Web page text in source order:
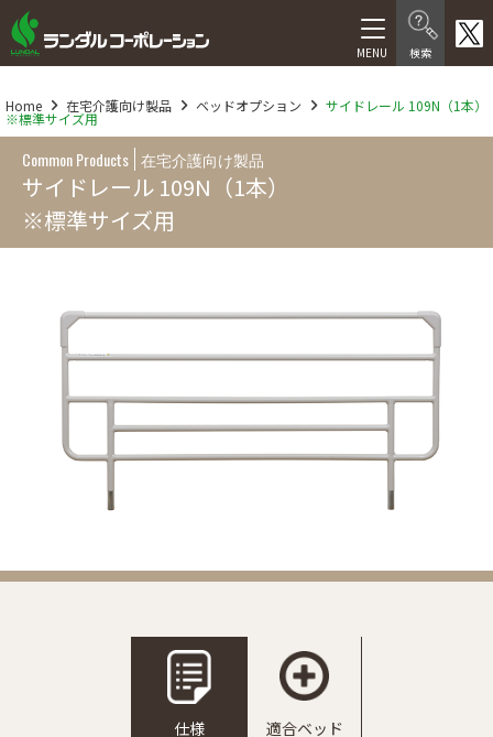
在宅介護向け製品
医療・福祉施設向け製品
医療機器等製品
福祉用具レンタル卸事業
人材サービス
会社情報
カタログ・取説
Home 在宅介護向け製品 ベッドオプション サイドレール 109N（1本）
※標準サイズ用
Common Products 在宅介護向け製品
サイドレール 109N（1本）
※標準サイズ用
仕様 適合ベッド